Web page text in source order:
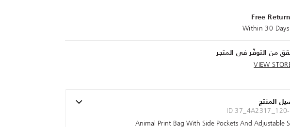
Free
Within 30 Days
من التوفّر في المتجر
VIEW
المنتج
ID
Animal Print Bag With Side Pockets And Adjustable